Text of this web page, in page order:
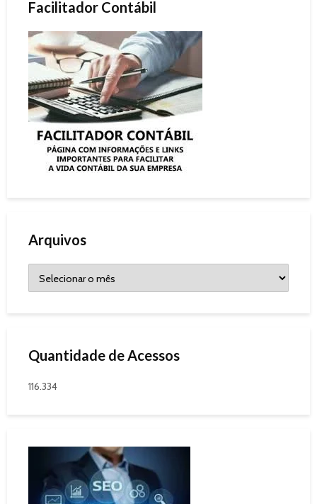
Facilitador Contábil
Arquivos
Quantidade de Acessos
116.334